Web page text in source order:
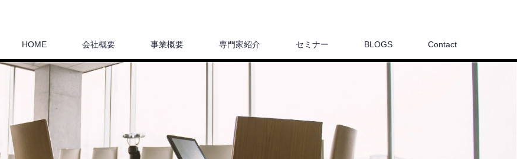
HOME 会社概要 事業概要 専門家紹介 セミナー BLOGS Contact